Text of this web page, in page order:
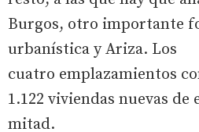
Burgos, otro importante
urbanística y Ariza. Los
cuatro emplazamientos
1.122 viviendas nuevas de
mitad.